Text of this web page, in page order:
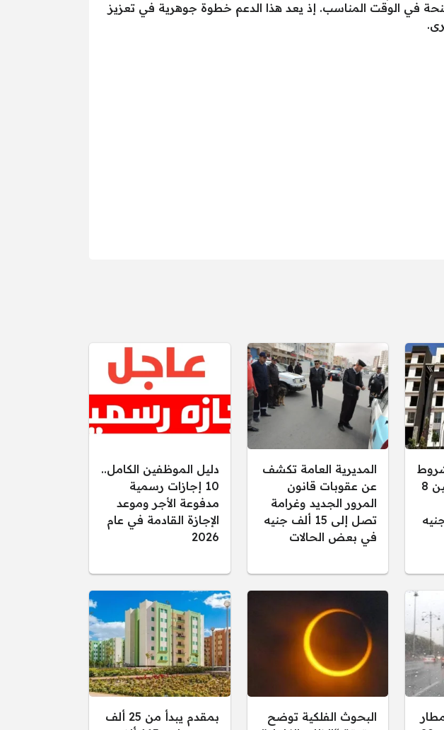
في الوقت المناسب. إذ يعد هذا الدعم خطوة جوهرية في تعزيز
سكن لكل المصريين 8
المديرية العامة تكشف
عن عقوبات قانون
المرور الجديد وغرامة
تصل إلى 15 ألف جنيه
في بعض الحالات
دليل الموظفين الكامل..
10 إجازات رسمية
مدفوعة الأجر وموعد
الإجازة القادمة في عام
2026
البحوث الفلكية توضح
بمقدم يبدأ من 25 ألف